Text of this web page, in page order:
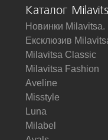
Каталог
Новинки
Ексклюзив
Milavitsa Classic
Milavitsa Fashion
Aveline
Misstyle
Luna
Milabel